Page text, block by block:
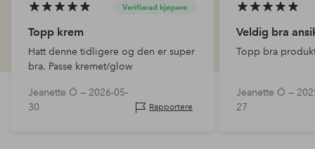
Verifierad kjøpere
Topp krem
Hatt denne tidligere og den er super
bra. Passe kremet/glow
Jeanette Ö — 2026-05-
30
Rapportere
Veldig bra
Topp bra
Jeanette Ö —
27